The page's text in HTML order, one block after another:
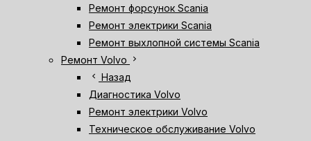
Ремонт форсунок Scania
Ремонт электрики Scania
Ремонт выхлопной системы Scania
Ремонт Volvo
chevron_right
chevron_left Назад
Диагностика Volvo
Ремонт электрики Volvo
Техническое обслуживание Volvo